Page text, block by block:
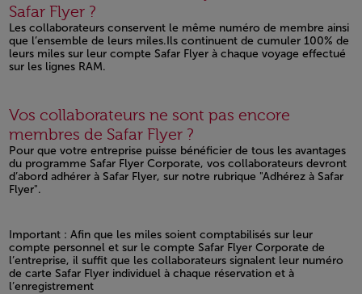
Safar Flyer ?
Les collaborateurs conservent le même numéro de membre ainsi
que l’ensemble de leurs miles.Ils continuent de cumuler 100% de
leurs miles sur leur compte Safar Flyer à chaque voyage effectué
sur les lignes RAM.
Vos collaborateurs ne sont pas encore
membres de Safar Flyer ?
Pour que votre entreprise puisse bénéficier de tous les avantages
du programme Safar Flyer Corporate, vos collaborateurs devront
d’abord adhérer à Safar Flyer, sur notre rubrique "Adhérez à Safar
Flyer".
Important : Afin que les miles soient comptabilisés sur leur
compte personnel et sur le compte Safar Flyer Corporate de
l’entreprise, il suffit que les collaborateurs signalent leur numéro
de carte Safar Flyer individuel à chaque réservation et à
l’enregistrement